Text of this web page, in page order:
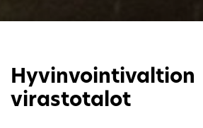
Hyvinvointivaltion
virastotalot